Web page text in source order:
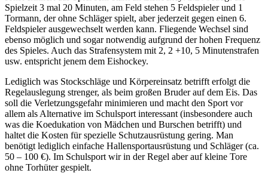
Spielzeit 3 mal 20 Minuten, am Feld stehen 5 Feldspieler und 1
Tormann, der ohne Schläger spielt, aber jederzeit gegen einen 6.
Feldspieler ausgewechselt werden kann. Fliegende Wechsel sind
ebenso möglich und sogar notwendig aufgrund der hohen Frequenz
des Spieles. Auch das Strafensystem mit 2, 2 +10, 5 Minutenstrafen
usw. entspricht jenem dem Eishockey.
Lediglich was Stockschläge und Körpereinsatz betrifft erfolgt die
Regelauslegung strenger, als beim großen Bruder auf dem Eis. Das
soll die Verletzungsgefahr minimieren und macht den Sport vor
allem als Alternative im Schulsport interessant (insbesondere auch
was die Koedukation von Mädchen und Burschen betrifft) und
haltet die Kosten für spezielle Schutzausrüstung gering. Man
benötigt lediglich einfache Hallensportausrüstung und Schläger (ca.
50 – 100 €). Im Schulsport wir in der Regel aber auf kleine Tore
ohne Torhüter gespielt.